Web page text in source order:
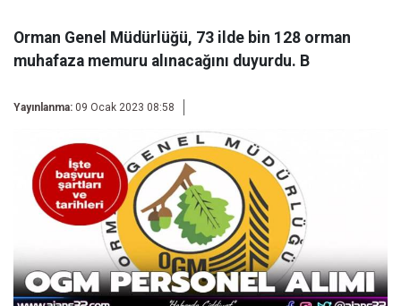
Orman Genel Müdürlüğü, 73 ilde bin 128 orman
muhafaza memuru alınacağını duyurdu. B
Yayınlanma: 09 Ocak 2023 08:58